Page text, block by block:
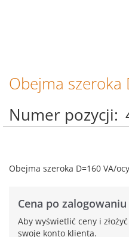
Przejdź
na
galerii
Obejma szeroka
Numer pozycji
Obejma szeroka D=160 VA/
Cena po zalogowaniu
Aby wyświetlić ceny i
swoje konto klienta.